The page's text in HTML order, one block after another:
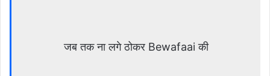
जब तक ना लगे ठोकर Bewafaai की